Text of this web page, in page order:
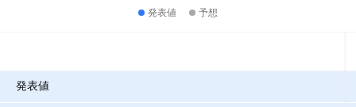
発表値 予想
発表値